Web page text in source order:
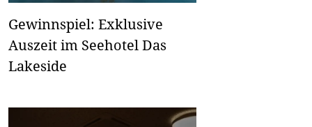
Gewinnspiel: Exklusive
Auszeit im Seehotel Das
Lakeside